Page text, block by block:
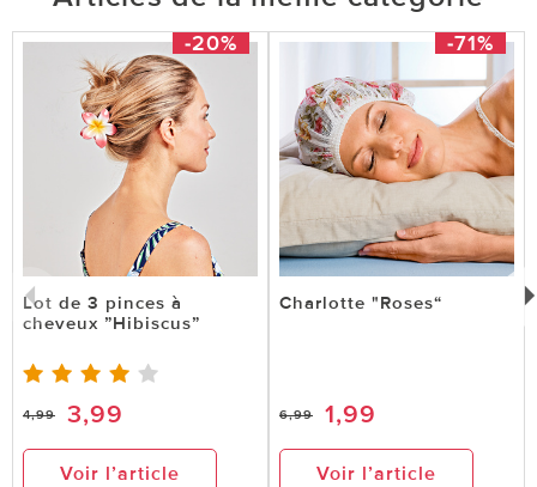
-20%
Lot de 3 pinces à
cheveux ”Hibiscus”
4,99 3,99
Voir l’article
-71%
Charlotte "Roses“
6,99 1,99
Voir l’article